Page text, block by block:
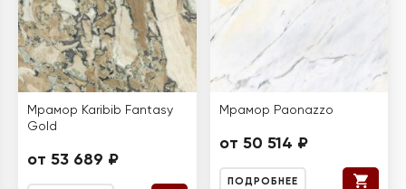
Мрамор Karibib Fantasy
Gold
от 53 689 ₽
Мрамор Paonazzo
от 50 514 ₽
ПОДРОБНЕЕ